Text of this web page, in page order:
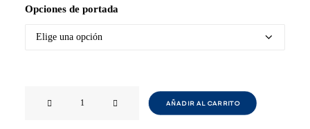
Opciones de portada
AÑADIR AL CARRITO